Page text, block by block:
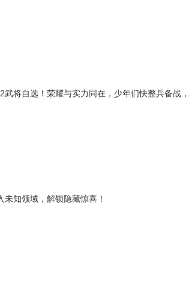
将自选！荣耀与实力同在，少年们快整兵备战
知领域，解锁隐藏惊喜！